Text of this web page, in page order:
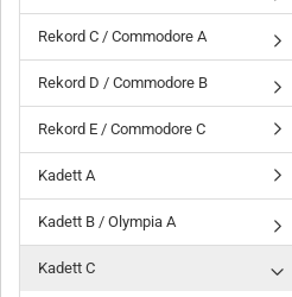
Rekord C / Commodore A
Rekord D / Commodore B
Rekord E / Commodore C
Kadett A
Kadett B / Olympia A
Kadett C